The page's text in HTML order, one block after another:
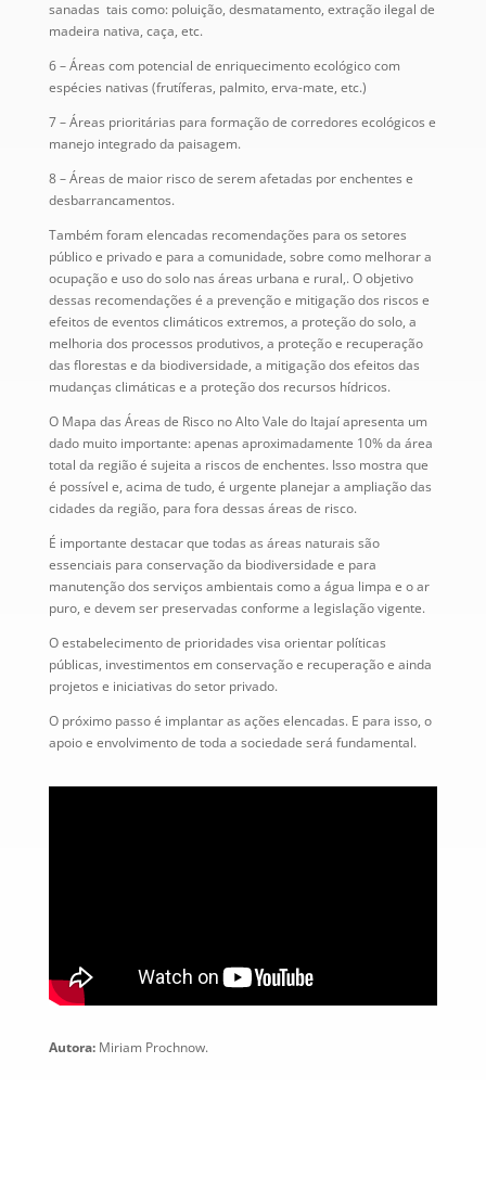
sanadas tais como: poluição, desmatamento, extração ilegal de
madeira nativa, caça, etc.
6 – Áreas com potencial de enriquecimento ecológico com
espécies nativas (frutíferas, palmito, erva-mate, etc.)
7 – Áreas prioritárias para formação de corredores ecológicos e
manejo integrado da paisagem.
8 – Áreas de maior risco de serem afetadas por enchentes e
desbarrancamentos.
Também foram elencadas recomendações para os setores
público e privado e para a comunidade, sobre como melhorar a
ocupação e uso do solo nas áreas urbana e rural,. O objetivo
dessas recomendações é a prevenção e mitigação dos riscos e
efeitos de eventos climáticos extremos, a proteção do solo, a
melhoria dos processos produtivos, a proteção e recuperação
das florestas e da biodiversidade, a mitigação dos efeitos das
mudanças climáticas e a proteção dos recursos hídricos.
O Mapa das Áreas de Risco no Alto Vale do Itajaí apresenta um
dado muito importante: apenas aproximadamente 10% da área
total da região é sujeita a riscos de enchentes. Isso mostra que
é possível e, acima de tudo, é urgente planejar a ampliação das
cidades da região, para fora dessas áreas de risco.
É importante destacar que todas as áreas naturais são
essenciais para conservação da biodiversidade e para
manutenção dos serviços ambientais como a água limpa e o ar
puro, e devem ser preservadas conforme a legislação vigente.
O estabelecimento de prioridades visa orientar políticas
públicas, investimentos em conservação e recuperação e ainda
projetos e iniciativas do setor privado.
O próximo passo é implantar as ações elencadas. E para isso, o
apoio e envolvimento de toda a sociedade será fundamental.
Autora:Miriam Prochnow.